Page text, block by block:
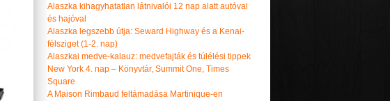
Alaszka kihagyhatatlan látnivalói 12 nap alatt autóval
és hajóval
Alaszka legszebb útja: Seward Highway és a Kenai-
félsziget (1-2. nap)
Alaszkai medve-kalauz: medvefajták és túlélési tippek
New York 4. nap – Könyvtár, Summit One, Times
Square
A Maison Rimbaud feltámadása Martinique-en